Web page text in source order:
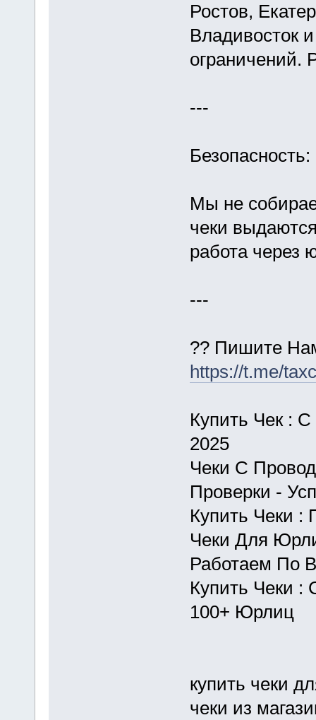
Ростов,
Владивосток
ограничений.
---
Безопасность:
Мы не
чеки
работа через
---
?? Пишите
https://t.me/
Купить Чек :
2025
Чеки С
Проверки -
Купить Чеки
Чеки Для
Работаем По
Купить Чеки :
100+ Юрлиц
купить чеки
чеки из